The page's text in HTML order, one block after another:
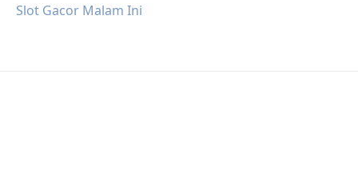
Slot Gacor Malam Ini